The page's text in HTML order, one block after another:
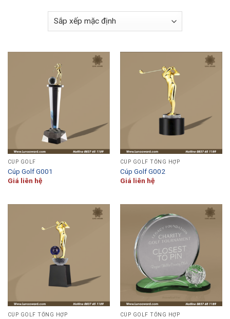
CÚP GOLF
Cúp Golf G001
Giá liên hệ
CÚP GOLF TỔNG HỢP
Cúp Golf G002
Giá liên hệ
CÚP GOLF TỔNG HỢP CÚP GOLF TỔNG HỢP